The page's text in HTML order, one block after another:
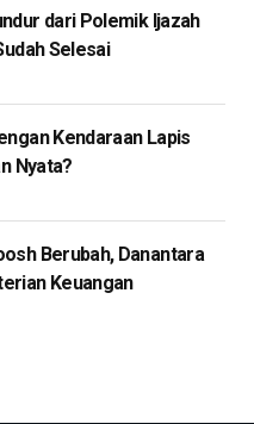
dari Polemik Ijazah
Selesai
Kendaraan Lapis
Nyata?
Berubah, Danantara
Keuangan